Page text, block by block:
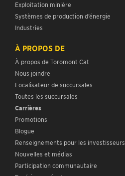
Exploitation minière
Systèmes de production d’énergie
Industries
À PROPOS DE
À propos de Toromont Cat
Nous joindre
Localisateur de succursales
Toutes les succursales
Carrières
Promotions
Blogue
Renseignements pour les investisseurs
Nouvelles et médias
Participation communautaire